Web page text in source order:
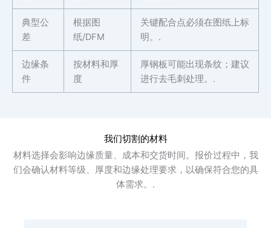
典型公
差
根据图
纸/DFM
关键配合点必须在图纸上标
明。.
边缘条
件
按材料和厚
度
厚钢板可能出现条纹；建议
进行去毛刺处理。.
我们切割的材料
材料选择会影响边缘质量、成本和交货时间。报价过程中，我
们会确认材料等级、厚度和边缘处理要求，以确保符合您的具
体需求。.